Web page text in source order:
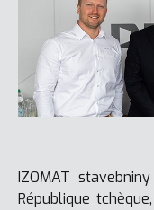
IZOMAT
République